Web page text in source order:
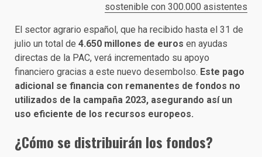
sostenible con 300.000 asistentes
El sector agrario español, que ha recibido hasta el 31 de
julio un total de 4.650 millones de euros en ayudas
directas de la PAC, verá incrementado su apoyo
financiero gracias a este nuevo desembolso. Este pago
adicional se financia con remanentes de fondos no
utilizados de la campaña 2023, asegurando así un
uso eficiente de los recursos europeos.
¿Cómo se distribuirán los fondos?